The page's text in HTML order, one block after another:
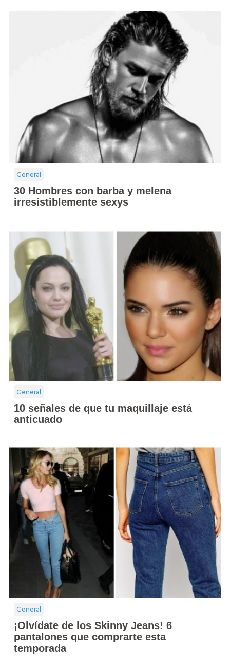
General
30 Hombres con barba y melena
irresistiblemente sexys
General
10 señales de que tu maquillaje está
anticuado
General
¡Olvídate de los Skinny Jeans! 6
pantalones que comprarte esta
temporada